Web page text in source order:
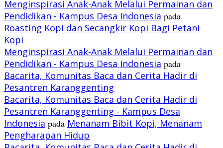
Menginspirasi Anak-Anak Melalui Permainan dan
Pendidikan - Kampus Desa Indonesia pada
Roasting Kopi dan Secangkir Kopi Bagi Petani
Kopi
Menginspirasi Anak-Anak Melalui Permainan dan
Pendidikan - Kampus Desa Indonesia pada
Bacarita, Komunitas Baca dan Cerita Hadir di
Pesantren Karanggenting
Bacarita, Komunitas Baca dan Cerita Hadir di
Pesantren Karanggenting - Kampus Desa
Indonesia pada Menanam Bibit Kopi, Menanam
Pengharapan Hidup